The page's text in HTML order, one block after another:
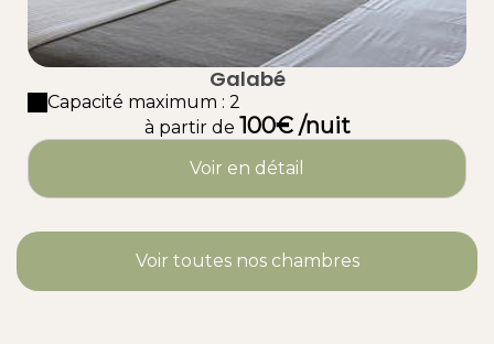
Galabé
Capacité maximum : 2
à partir de 100€ /nuit
Voir en détail
Voir toutes nos chambres